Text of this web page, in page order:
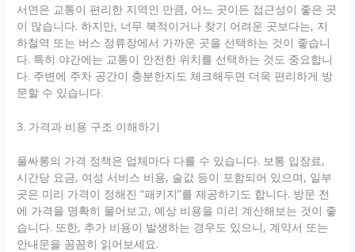
서면은 교통이 편리한 지역인 만큼, 어느 곳이든 접근성이 좋은 곳
이 많습니다. 하지만, 너무 북적이거나 찾기 어려운 곳보다는, 지
하철역 또는 버스 정류장에서 가까운 곳을 선택하는 것이 좋습니
다. 특히 야간에는 교통이 안전한 위치를 선택하는 것도 중요합니
다. 주변에 주차 공간이 충분한지도 체크해두면 더욱 편리하게 방
문할 수 있습니다.
3. 가격과 비용 구조 이해하기
풀싸롱의 가격 정책은 업체마다 다를 수 있습니다. 보통 입장료,
시간당 요금, 여성 서비스 비용, 술값 등이 포함되어 있으며, 일부
곳은 미리 가격이 정해진 “패키지”를 제공하기도 합니다. 방문 전
에 가격을 명확히 물어보고, 예상 비용을 미리 계산해보는 것이 좋
습니다. 또한, 추가 비용이 발생하는 경우도 있으니, 계약서 또는
안내문을 꼼꼼히 읽어보세요.